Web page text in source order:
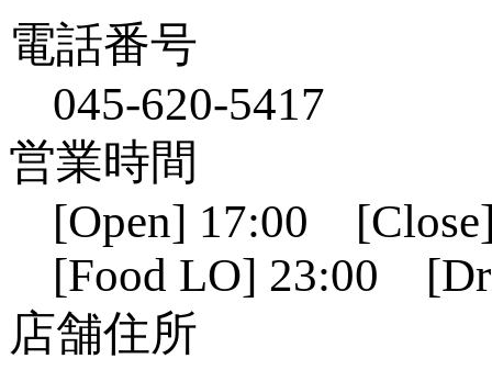
電話番号
045-620-5417
営業時間
[Open] 17:00
[Food LO] 23:00
店舗住所